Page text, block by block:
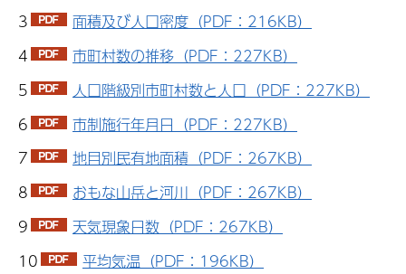
3
面積及び人口密度（PDF：216KB）
4
市町村数の推移（PDF：227KB）
5
人口階級別市町村数と人口（PDF：227KB）
6
市制施行年月日（PDF：227KB）
7
地目別民有地面積（PDF：267KB）
8
おもな山岳と河川（PDF：267KB）
9
天気現象日数（PDF：267KB）
10
平均気温（PDF：196KB）